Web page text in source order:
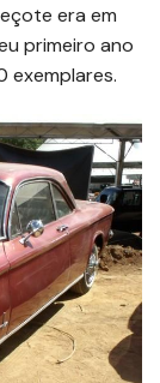
era em
primeiro ano
exemplares.